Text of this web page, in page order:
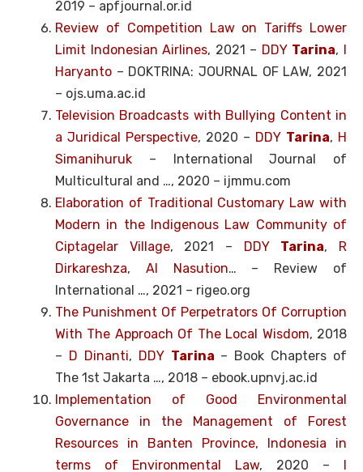
2019 – apfjournal.or.id
Review of Competition Law on Tariffs Lower
Limit Indonesian Airlines, 2021 – DDY Tarina, I
Haryanto – DOKTRINA: JOURNAL OF LAW, 2021
– ojs.uma.ac.id
Television Broadcasts with Bullying Content in
a Juridical Perspective, 2020 – DDY Tarina, H
Simanihuruk – International Journal of
Multicultural and …, 2020 – ijmmu.com
Elaboration of Traditional Customary Law with
Modern in the Indigenous Law Community of
Ciptagelar Village, 2021 – DDY Tarina, R
Dirkareshza, AI Nasution… – Review of
International …, 2021 – rigeo.org
The Punishment Of Perpetrators Of Corruption
With The Approach Of The Local Wisdom, 2018
– D Dinanti, DDY Tarina – Book Chapters of
The 1st Jakarta …, 2018 – ebook.upnvj.ac.id
Implementation of Good Environmental
Governance in the Management of Forest
Resources in Banten Province, Indonesia in
terms of Environmental Law, 2020 – I